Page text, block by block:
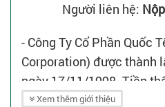
Người liên hệ:
- Công Ty Cổ Phần Quốc
Corporation) được thành
ngày 17/11/1998. Tiền
kim khí Sơn Hà. Trải qua
Xem thêm giới thiệu